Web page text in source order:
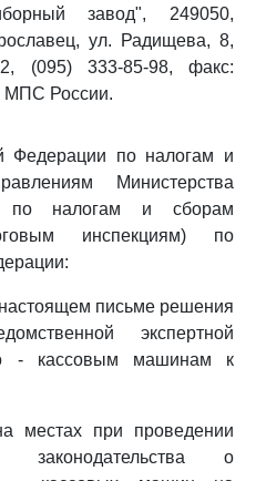
завод", 249050,
ул. Радищева, 8,
(095) 333-85-98, факс:
МПС России.
Федерации по налогам и
Министерства
по налогам и сборам
инспекциям) по
письме решения
экспертной
- кассовым машинам к
местах при проведении
законодательства о